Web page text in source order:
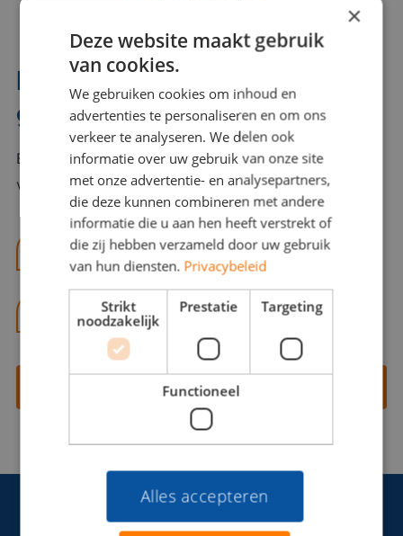
Interesse? Benno helpt je
graag verder!
Bel of mail Benno met al jouw vragen. Benno staat
voor je klaar en helpt je graag!
benno@viajou.nl
06 13 28 62 71
Contact opnemen
×
Deze website maakt gebruik
van cookies.
We gebruiken cookies om inhoud en
advertenties te personaliseren en om ons
verkeer te analyseren. We delen ook
informatie over uw gebruik van onze site
met onze advertentie- en analysepartners,
die deze kunnen combineren met andere
informatie die u aan hen heeft verstrekt of
die zij hebben verzameld door uw gebruik
van hun diensten. Privacybeleid
Strikt
noodzakelijk
Prestatie Targeting
Functioneel
Alles accepteren